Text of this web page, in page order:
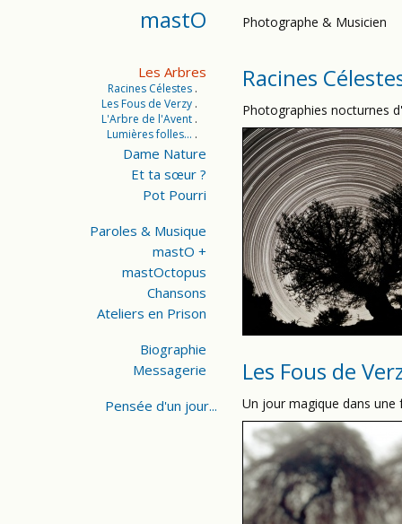
mastO
Les Arbres
Racines Célestes
Les Fous de Verzy
L'Arbre de l'Avent
Lumières folles...
Dame Nature
Et ta sœur ?
Pot Pourri
Paroles & Musique
mastO +
mastOctopus
Chansons
Ateliers en Prison
Biographie
Messagerie
Pensée d'un jour...
Photographe & Musicien
Racines
Photographies nocturnes
Les Fous de
Un jour magique dans une